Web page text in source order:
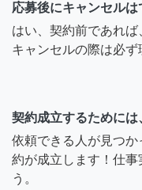
応募後にキャンセルは
はい、契約前であれば
キャンセルの際は必ず
契約成立するために
依頼できる人が見つ
約が成立します！仕事
う。